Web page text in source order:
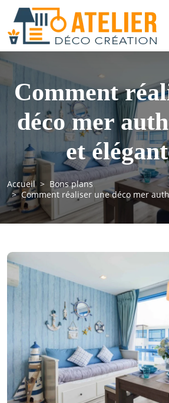
Comment
déco mer
et
Accueil
Bons plans
Comment réaliser une déco mer